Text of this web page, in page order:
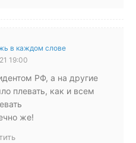
в каждом слове
19:00
РФ, а на другие
плевать, как и всем
же!